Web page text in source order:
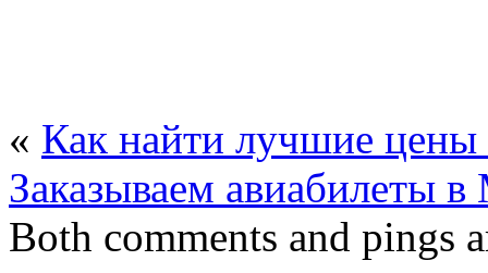
« Как найти лучшие цены
Заказываем авиабилеты
Both comments and pings